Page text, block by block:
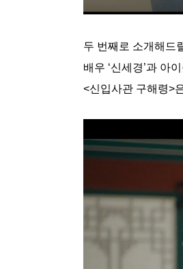
두 번째로 소개해드
배우 ‘신세경’과 아
<신입사관 구해령>